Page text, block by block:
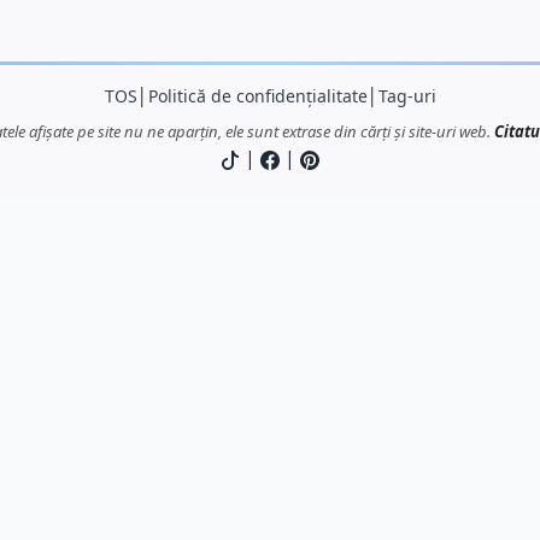
TOS Politică de confidențialitate│ Tag-uri
afișate pe site nu ne aparțin, ele sunt extrase din cărți și site-uri web.
| |